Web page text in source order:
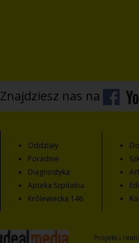
Znajdziesz nas na
Oddziały
Poradnie
Diagnostyka
Apteka Szpitalna
Królewiecka 146
Projekt i